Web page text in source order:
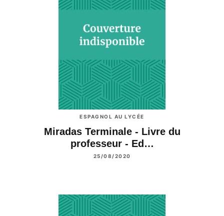
ESPAGNOL AU LYCÉE
Miradas Terminale - Livre du
professeur - Ed…
25/08/2020